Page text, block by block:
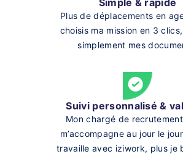
Plus de déplacements en
choisis ma mission en 3
simplement mes
Suivi personnalisé &
Mon chargé de
m’accompagne au jour le
travaille avec iziwork, plus je